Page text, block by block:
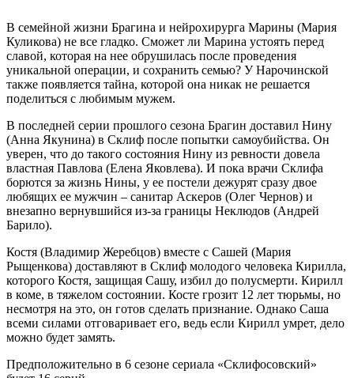
В семейной жизни Брагина и нейрохирурга Марины (Мария
Куликова) не все гладко. Сможет ли Марина устоять перед
славой, которая на нее обрушилась после проведения
уникальной операции, и сохранить семью? У Нарочинской
также появляется тайна, которой она никак не решается
поделиться с любимым мужем.
В последней серии прошлого сезона Брагин доставил Нину
(Анна Якунина) в Склиф после попытки самоубийства. Он
уверен, что до такого состояния Нину из ревности довела
властная Павлова (Елена Яковлева). И пока врачи Склифа
борются за жизнь Нины, у ее постели дежурят сразу двое
любящих ее мужчин – санитар Аскеров (Олег Чернов) и
внезапно вернувшийся из-за границы Неклюдов (Андрей
Барило).
Костя (Владимир Жеребцов) вместе с Сашей (Мария
Рыщенкова) доставляют в Склиф молодого человека Кирилла,
которого Костя, защищая Сашу, избил до полусмерти. Кирилл
в коме, в тяжелом состоянии. Косте грозит 12 лет тюрьмы, но
несмотря на это, он готов сделать признание. Однако Саша
всеми силами отговаривает его, ведь если Кирилл умрет, дело
можно будет замять.
Предположительно в 6 сезоне сериала «Склифосовский»